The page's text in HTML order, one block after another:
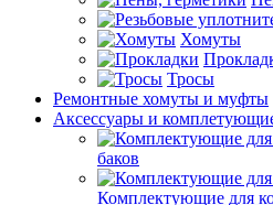
Хомуты
Тросы
Ремонтные хомуты и муфты
Аксессуары и
баков
Комплектующие для